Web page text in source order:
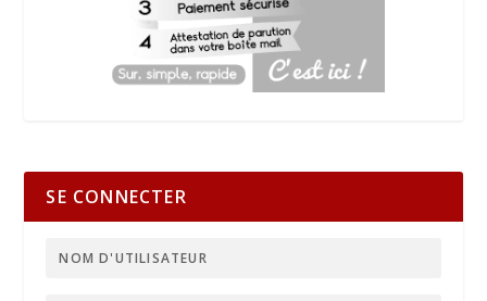
SE CONNECTER